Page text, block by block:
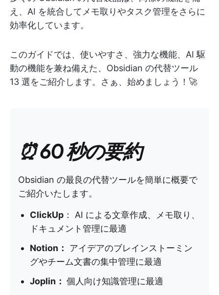
え、AI を統合してメモ取りやタスク管理をさらに
効率化しています。
このガイドでは、使いやすさ、強力な機能、AI 駆
動の機能を兼ね備えた、Obsidian の代替ツール
13 選をご紹介します。さぁ、始めましょう！🚀
⏰ 60 秒の要約
Obsidian の最良の代替ツールを簡単に概要で
ご紹介いたします。
ClickUp ： AI による文章作成、メモ取り、
ドキュメント管理に最適
Notion：
アイデアのブレインストーミン
グやチーム文書の集中管理に最適
Joplin： 個人向け知識管理に最適